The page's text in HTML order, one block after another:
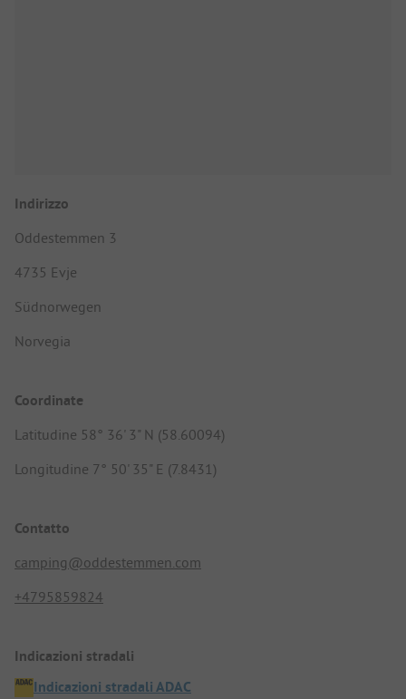
Indirizzo
Oddestemmen 3
4735 Evje
Südnorwegen
Norvegia
Coordinate
Latitudine 58° 36' 3" N (58.60094)
Longitudine 7° 50' 35" E (7.8431)
Contatto
camping@oddestemmen.com
+4795859824
Indicazioni stradali
Indicazioni stradali ADAC